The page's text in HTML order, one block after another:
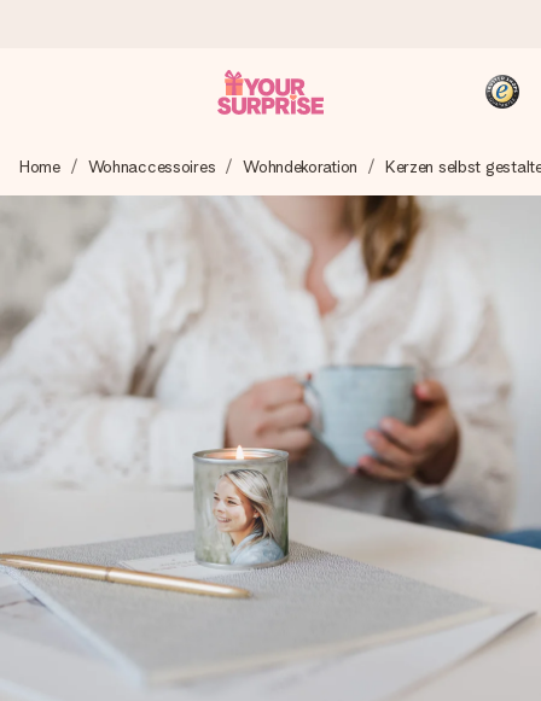
Wir bereiten dein Geschenk sorgfältig vor und schicken es
blitzschnell – damit du es genau zum richtigen Zeitpunkt
überreichen kannst, wenn es am meisten zählt.
4,8 (basierend auf +15.000 Bewertungen)
Unsere Geschenke begeistern. Kunden bewerten uns mit
4,8 bei Google Reviews (Gesamtergebnis aller Länder, in
die wir versenden).
+49 39292 929695
Montag - Freitag : 8:30 - 17:00 Uhr
Samstag - Sonntag : 8:30 - 13:00 Uhr
Home Wohnaccessoires Wohndekoration Kerzen selbst